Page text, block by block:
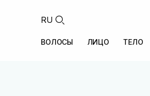
RU
ВОЛОСЫ ЛИЦО ТЕЛО